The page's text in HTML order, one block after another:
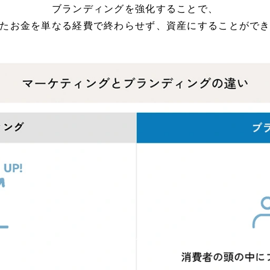
ブランディングを強化することで、
お金を単なる経費で終わらせず、資産にすることがで